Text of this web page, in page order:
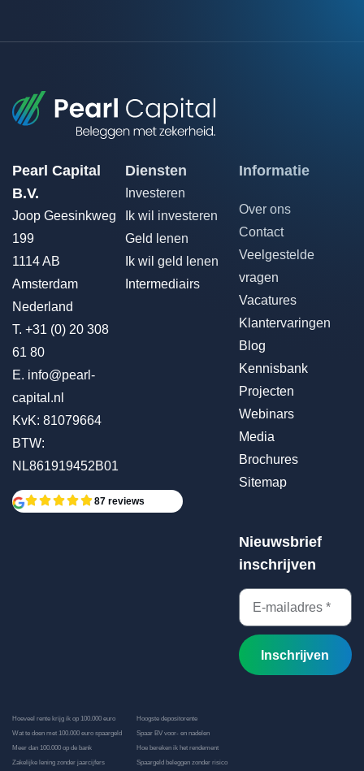
Pearl Capital
B.V.
Joop Geesinkweg
199
1114 AB
Amsterdam
Nederland
T. +31 (0) 20 308
61 80
E. info@pearl-
capital.nl
KvK: 81079664
BTW:
NL861919452B01
87 reviews
Diensten
Investeren
Ik wil investeren
Geld lenen
Ik wil geld lenen
Intermediairs
Informatie
Over ons
Contact
Veelgestelde
vragen
Vacatures
Klantervaringen
Blog
Kennisbank
Projecten
Webinars
Media
Brochures
Sitemap
Nieuwsbrief
inschrijven
Inschrijven
Hoeveel rente krijg ik op 100.000 euro
Wat te doen met 100.000 euro spaargeld
Meer dan 100.000 op de bank
Zakelijke lening zonder jaarcijfers
Hoogste depositorente
Spaar BV voor- en nadelen
Hoe bereken ik het rendement
Spaargeld beleggen zonder risico